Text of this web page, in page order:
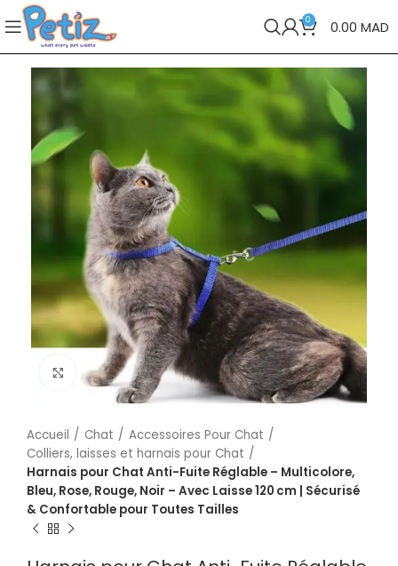
0 0.00 MAD
Cliquez pour agrandir
Accueil Chat
Accessoires Pour Chat
Colliers, laisses et harnais pour Chat
Harnais pour Chat Anti-Fuite Réglable – Multicolore,
Bleu, Rose, Rouge, Noir – Avec Laisse 120 cm | Sécurisé
& Confortable pour Toutes Tailles